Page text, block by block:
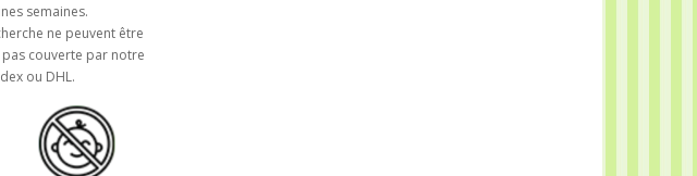
semaines.
ne peuvent être
couverte par notre
ou DHL.